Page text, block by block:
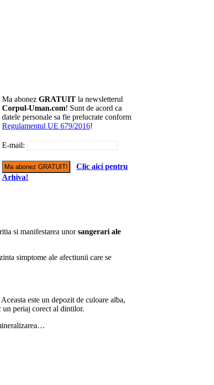
Ma abonez GRATUIT la newsletterul
Corpul-Uman.com! Sunt de acord ca
datele personale sa fie prelucrate conform
Regulamentul UE 679/2016!
E-mail:
Clic aici pentru
Arhiva!
si manifestarea unorsangerari ale
simptome ale afectiunii care se
este un depozit de culoare alba,
un periaj corect al dintilor.